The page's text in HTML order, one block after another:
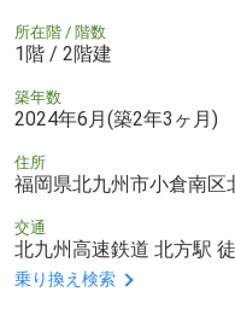
所在階 / 階数
1階 / 2階建
築年数
2024年6月(築2年3ヶ月)
住所
福岡県北九州市小倉南
交通
北九州高速鉄道 北方駅
乗り換え検索